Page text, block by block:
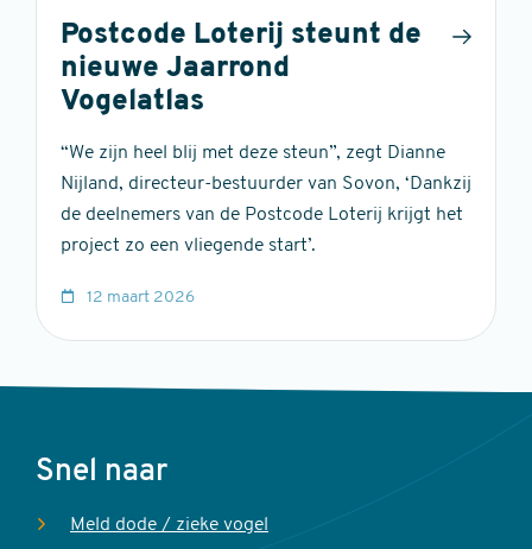
Postcode Loterij steunt de
nieuwe Jaarrond
Vogelatlas
“We zijn heel blij met deze steun”, zegt Dianne
Nijland, directeur-bestuurder van Sovon, ‘Dankzij
de deelnemers van de Postcode Loterij krijgt het
project zo een vliegende start’.
12 maart 2026
Voet
Snel naar
Meld dode / zieke vogel